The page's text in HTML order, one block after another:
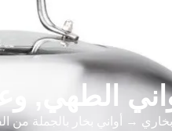
الطهي
→ أواني بخار بالجملة من الفولاذ المقاوم للصدأ